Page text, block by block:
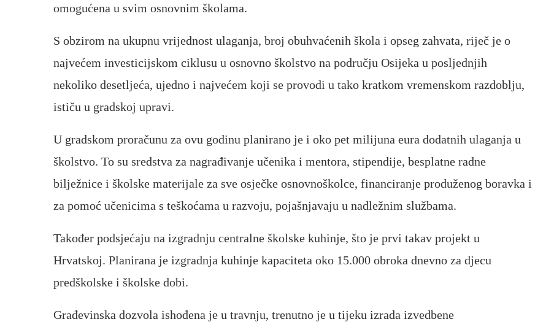
omogućena u svim osnovnim školama.
S obzirom na ukupnu vrijednost ulaganja, broj obuhvaćenih škola i opseg zahvata, riječ je o
najvećem investicijskom ciklusu u osnovno školstvo na području Osijeka u posljednjih
nekoliko desetljeća, ujedno i najvećem koji se provodi u tako kratkom vremenskom razdoblju,
ističu u gradskoj upravi.
U gradskom proračunu za ovu godinu planirano je i oko pet milijuna eura dodatnih ulaganja u
školstvo. To su sredstva za nagrađivanje učenika i mentora, stipendije, besplatne radne
bilježnice i školske materijale za sve osječke osnovnoškolce, financiranje produženog boravka i
za pomoć učenicima s teškoćama u razvoju, pojašnjavaju u nadležnim službama.
Također podsjećaju na izgradnju centralne školske kuhinje, što je prvi takav projekt u
Hrvatskoj. Planirana je izgradnja kuhinje kapaciteta oko 15.000 obroka dnevno za djecu
predškolske i školske dobi.
Građevinska dozvola ishođena je u travnju, trenutno je u tijeku izrada izvedbene